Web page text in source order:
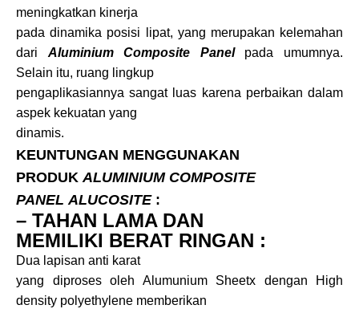
meningkatkan kinerja
pada dinamika posisi lipat, yang merupakan kelemahan
dari Aluminium Composite Panelpada umumnya.
Selain itu, ruang lingkup
pengaplikasiannya sangat luas karena perbaikan dalam
aspek kekuatan yang
dinamis.
KEUNTUNGAN MENGGUNAKAN
PRODUK ALUMINIUM COMPOSITE
PANEL ALUCOSITE :
– TAHAN LAMA DAN
MEMILIKI BERAT RINGAN :
Dua lapisan anti karat
yang diproses oleh Alumunium Sheetx dengan High
density polyethylene memberikan